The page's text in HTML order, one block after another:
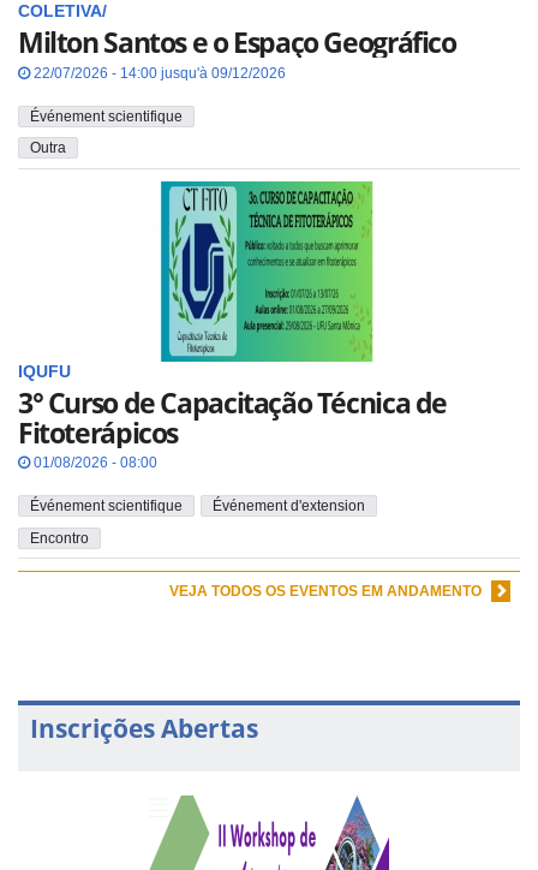
COLETIVA/
Milton Santos e o Espaço Geográfico
22/07/2026 - 14:00 jusqu'à 09/12/2026
Événement scientifique
Outra
IQUFU
3° Curso de Capacitação Técnica de
Fitoterápicos
01/08/2026 - 08:00
Événement scientifique
Événement d'extension
Encontro
VEJA TODOS OS EVENTOS EM ANDAMENTO
Inscrições Abertas